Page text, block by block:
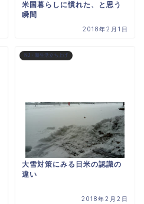
米国暮らしに慣れた、と思う
瞬間
2018年2月1日
NJ・新生活立ち上げ
大雪対策にみる日米の認識の
違い
2018年2月2日